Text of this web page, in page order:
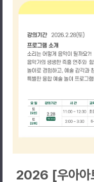
2026 [우아아